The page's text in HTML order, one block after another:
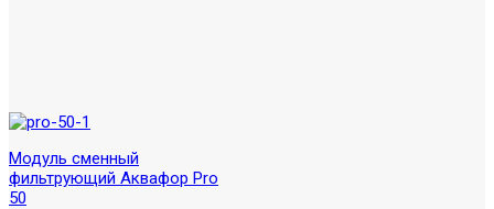
Модуль сменный
фильтрующий Аквафор Pro
50